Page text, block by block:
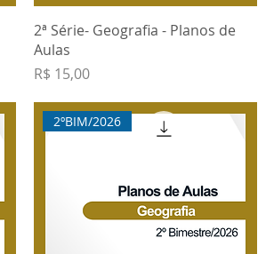
2ª Série- Geografia - Planos de
Aulas
Preço
R$ 15,00
2ºBIM/2026